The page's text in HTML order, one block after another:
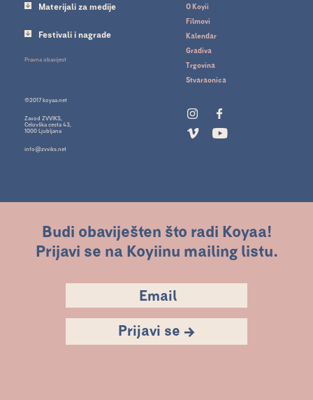
Materijali za medije
Festivali i nagrade
Pravna obavijest
O Koyii
Filmovi
Kalendar
Gradiva
Trgovina
Stvaraonica
©2017 koyaa.net
Zavod ZVVIKS,
Celovška cesta 43,
1000 Ljubljana
info@zvviks.net
Budi obaviješten što radi Koyaa!
Prijavi se na Koyiinu mailing listu.
Prijavi se →